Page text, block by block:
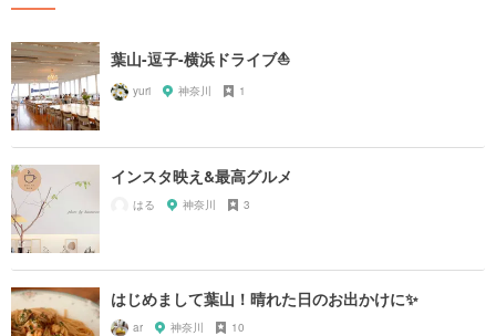
葉山-逗子-横浜ドライブ⛵️
yuri 神奈川 1
インスタ映え&最高グルメ
はる 神奈川 3
はじめまして葉山！晴れた日のお出かけに✨
ar 神奈川 10